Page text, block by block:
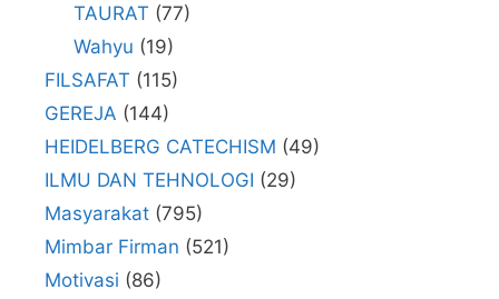
TAURAT (77)
Wahyu (19)
FILSAFAT (115)
GEREJA (144)
HEIDELBERG CATECHISM (49)
ILMU DAN TEHNOLOGI (29)
Masyarakat (795)
Mimbar Firman (521)
Motivasi (86)